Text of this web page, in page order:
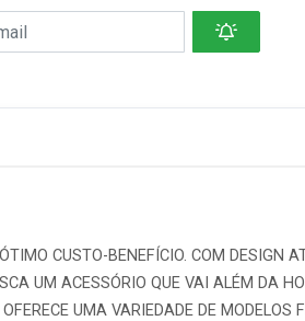
CUSTO-BENEFÍCIO. COM DESIGN
UM ACESSÓRIO QUE VAI ALÉM DA
UMA VARIEDADE DE MODELOS